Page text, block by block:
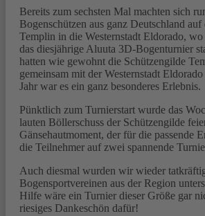
Bereits zum sechsten Mal machten sich
Bogenschützen aus ganz Deutschland auf
Templin in die Westernstadt Eldorado,
das diesjährige Aluuta 3D-Bogenturnier
hatten wie gewohnt die Schützengilde
gemeinsam mit der Westernstadt
Jahr war es ein ganz besonderes Erlebnis.
Pünktlich zum Turnierstart wurde das
lauten Böllerschuss der Schützengilde
Gänsehautmoment, der für die passende
die Teilnehmer auf zwei spannende
Auch diesmal wurden wir wieder
Bogensportvereinen aus der Region
Hilfe wäre ein Turnier dieser Größe gar
riesiges Dankeschön dafür!